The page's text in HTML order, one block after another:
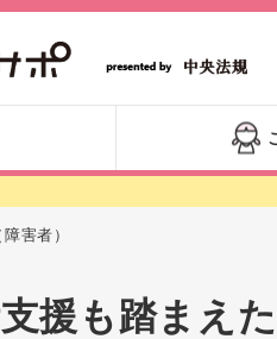
害者）
援も踏まえ